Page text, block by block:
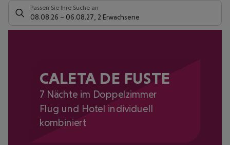
Passen Sie Ihre Suche an
08.08.26 – 06.08.27 2 Erwachsene
CALETA DE FUSTE
7 Nächte im Doppelzimmer
Flug und Hotel individuell
kombiniert